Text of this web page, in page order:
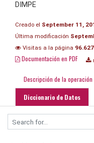
DIMPE
Creado el September 11,
Última modificación
Visitas a la página 96.627
Documentación en PDF
Descripción de la operación
Diccionario de Datos